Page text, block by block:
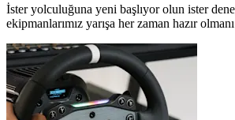
İster yolculuğuna yeni başlıyor olun ister
ekipmanlarımız yarışa her zaman hazır